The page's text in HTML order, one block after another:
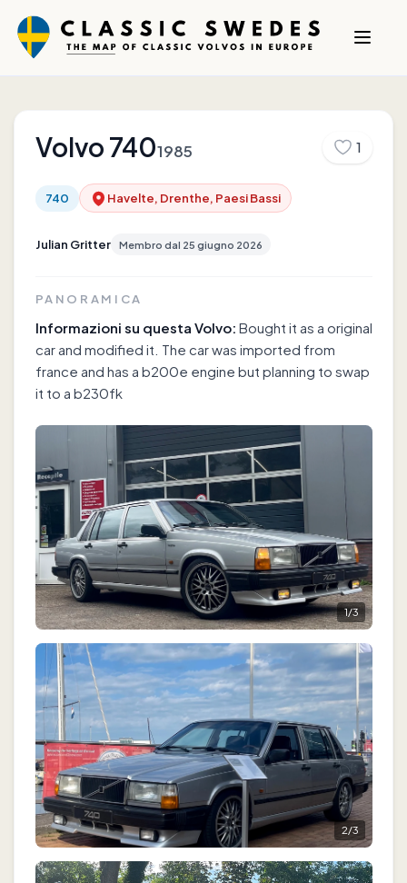
Volvo 7401985 1
740 Havelte, Drenthe, Paesi Bassi
Julian Gritter Membro dal 25 giugno 2026
PANORAMICA
Informazioni su questa Volvo: Bought it as a original
car and modified it. The car was imported from
france and has a b200e engine but planning to swap
it to a b230fk
1/3
2/3